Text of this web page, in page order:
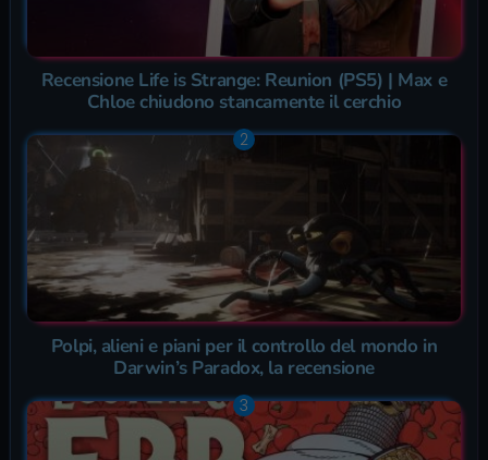
Recensione Life is Strange: Reunion (PS5) | Max e
Chloe chiudono stancamente il cerchio
Polpi, alieni e piani per il controllo del mondo in
Darwin’s Paradox, la recensione